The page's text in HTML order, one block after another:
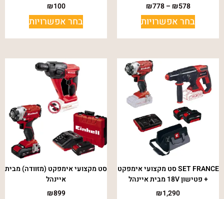
₪578
–
₪778
בחר אפשרויות
₪100
בחר אפשרויות
SET FRANCE סט מקצועי אימפקט
+ פטישון 18V מבית איינהל
₪1,290
סט מקצועי אימפקט (מזוודה) מבית
איינהל
₪899